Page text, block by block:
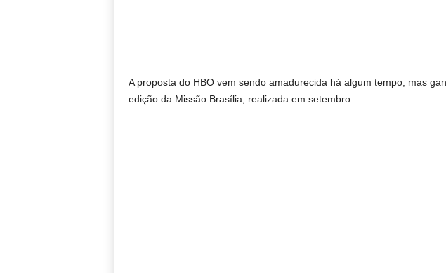
A proposta do HBO vem sendo amadurecida há algum tempo, mas
edição da Missão Brasília, realizada em setembro